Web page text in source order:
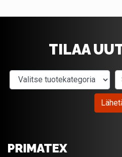
TILAA
Valitse
PRIMATEX